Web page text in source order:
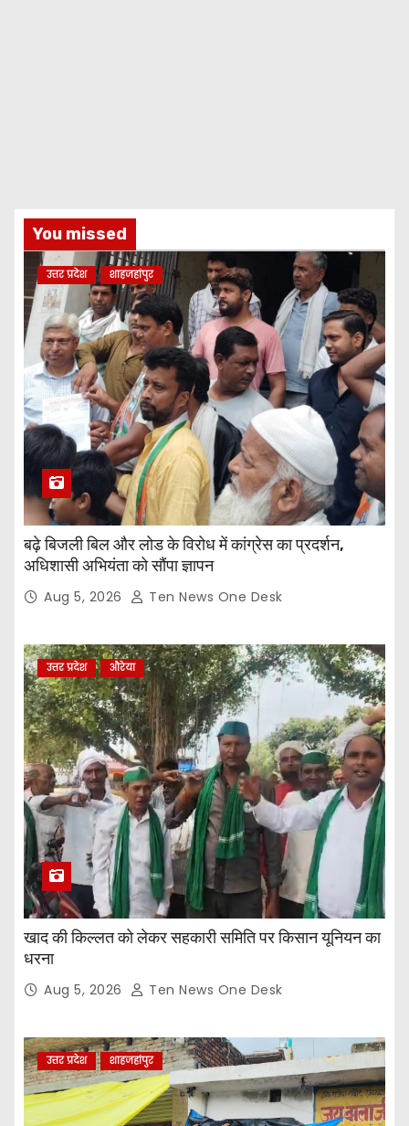
You missed
उत्तर प्रदेश शाहजहांपुर
बढ़े बिजली बिल और लोड के विरोध में कांग्रेस का प्रदर्शन,
अधिशासी अभियंता को सौंपा ज्ञापन
Aug 5, 2026 Ten News One Desk
उत्तर प्रदेश औरेया
खाद की किल्लत को लेकर सहकारी समिति पर किसान यूनियन का
धरना
Aug 5, 2026 Ten News One Desk
उत्तर प्रदेश शाहजहांपुर